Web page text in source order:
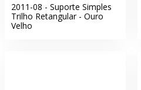
2011-08 - Suporte Simples
Trilho Retangular - Ouro
Velho